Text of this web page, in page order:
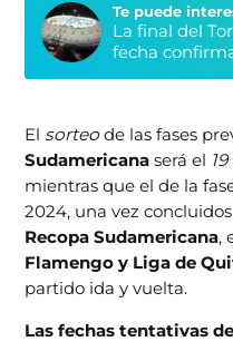
Te puede
La final del
fecha
El sorteo de las fases
Sudamericana será el
mientras que el de la
2024, una vez
Recopa Sudamericana,
Flamengo y Liga de
partido ida y vuelta.
Las fechas tentativas